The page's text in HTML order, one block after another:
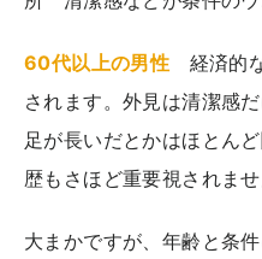
60代以上の男性 経済的
されます。外見は清潔感
足が長いだとかはほとん
歴もさほど重要視されませ
大まかですが、年齢と条